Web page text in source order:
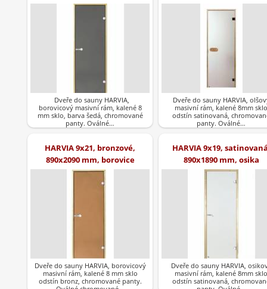
Dveře do sauny HARVIA,
borovicový masivní rám, kalené 8
mm sklo, barva šedá, chromované
panty. Oválné…
Dveře do sauny HARVIA,
masivní rám, kalené 8mm sklo
odstín satinovaná,
panty. Oválné…
HARVIA 9x21, bronzové,
890x2090 mm, borovice
Dveře do sauny HARVIA, borovicový
masivní rám, kalené 8 mm sklo
odstín bronz, chromované panty.
HARVIA 9x19,
890x1890 mm, osika
Dveře do sauny HARVIA,
masivní rám, kalené 8mm sklo
odstín satinovaná,